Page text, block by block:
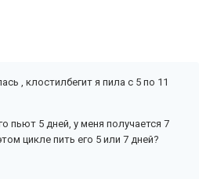
, клостилбегит я пила с 5 по 11
пьют 5 дней, у меня получается 7
цикле пить его 5 или 7 дней?